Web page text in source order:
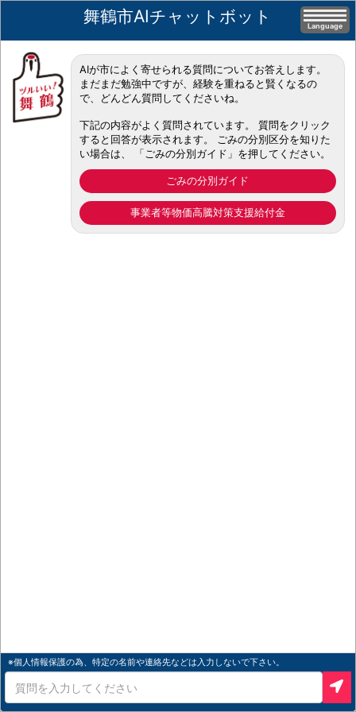
舞鶴市AIチャットボット Language
AIが市によく寄せられる質問についてお答えします。
まだまだ勉強中ですが、経験を重ねると賢くなるの
で、どんどん質問してくださいね。
下記の内容がよく質問されています。 質問をクリック
すると回答が表示されます。 ごみの分別区分を知りた
い場合は、 「ごみの分別ガイド」を押してください。
ごみの分別ガイド
事業者等物価高騰対策支援給付金
※個人情報保護の為、特定の名前や連絡先などは入力しないで下さい。